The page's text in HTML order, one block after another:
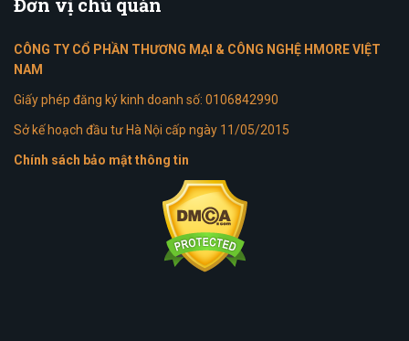
CÔNG TY CỔ PHẦN THƯƠNG MẠI & CÔNG NGHỆ HMORE VIỆT
NAM
Giấy phép đăng ký kinh doanh số: 0106842990
Sở kế hoạch đầu tư Hà Nội cấp ngày 11/05/2015
Chính sách bảo mật thông tin